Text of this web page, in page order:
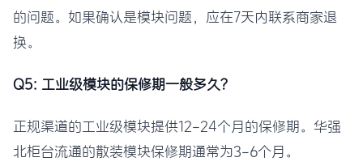
的问题。如果确认是模块问题，应在7天内联系商家退
换。
Q5: 工业级模块的保修期一般多久？
正规渠道的工业级模块提供12-24个月的保修期。华强
北柜台流通的散装模块保修期通常为3-6个月。